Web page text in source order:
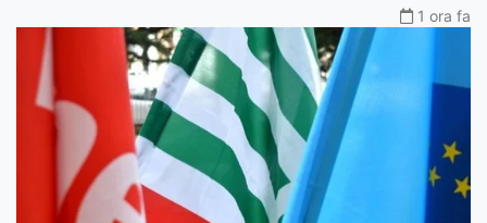
1 ora fa